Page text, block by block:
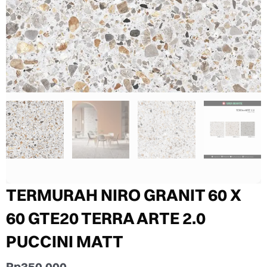
TERMURAH NIRO GRANIT 60 X
60 GTE20 TERRA ARTE 2.0
PUCCINI MATT